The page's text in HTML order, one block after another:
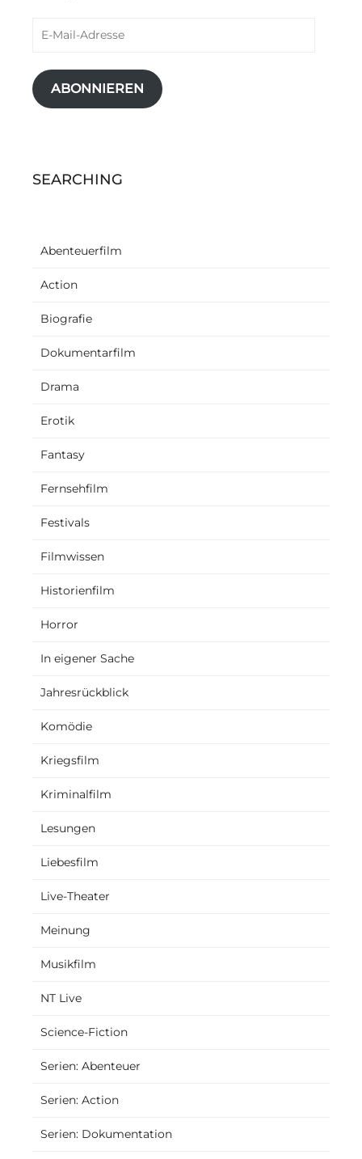
Mail-
ABONNIEREN
SEARCHING
Abenteuerfilm
Action
Biografie
Dokumentarfilm
Drama
Erotik
Fantasy
Fernsehfilm
Festivals
Filmwissen
Historienfilm
Horror
In eigener Sache
Jahresrückblick
Komödie
Kriegsfilm
Kriminalfilm
Lesungen
Liebesfilm
Live-Theater
Meinung
Musikfilm
NT Live
Science-Fiction
Serien: Abenteuer
Serien: Action
Serien: Dokumentation